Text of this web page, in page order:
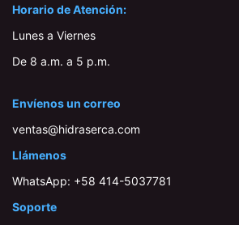
Horario de Atención:
Lunes a Viernes
De 8 a.m. a 5 p.m.
Envíenos un correo
ventas@hidraserca.com
Llámenos
WhatsApp: +58 414-503778​1
Soporte